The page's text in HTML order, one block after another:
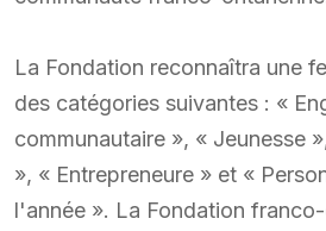
La Fondation reconnaîtra une
des catégories suivantes : «
communautaire », « Jeunesse
», « Entrepreneure » et «
l'année ». La Fondation